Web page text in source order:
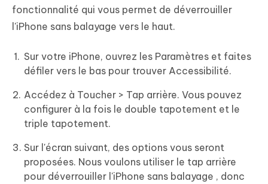
fonctionnalité qui vous permet de déverrouiller
l'iPhone sans balayage vers le haut.
Sur votre iPhone, ouvrez les Paramètres et faites
défiler vers le bas pour trouver Accessibilité.
Accédez à Toucher > Tap arrière. Vous pouvez
configurer à la fois le double tapotement et le
triple tapotement.
Sur l'écran suivant, des options vous seront
proposées. Nous voulons utiliser le tap arrière
pour déverrouiller l'iPhone sans balayage , donc